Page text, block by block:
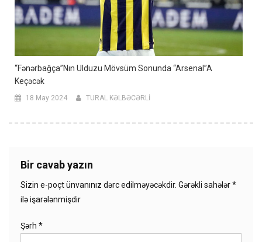
“Fənərbağça”nın Ulduzu Mövsüm Sonunda “Arsenal”a
Keçəcək
18 May 2024 TURAL KƏLBƏCƏRLİ
Bir cavab yazın
Sizin e-poçt ünvanınız dərc edilməyəcəkdir. Gərəkli sahələr*
ilə işarələnmişdir
Şərh *